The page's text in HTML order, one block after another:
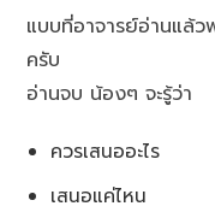
แบบที่อาจารย์อ่านแล้
ครับ
อ่านจบ น้องๆ จะรู้ว่า
ควรเสนออะไร
เสนอแค่ไหน